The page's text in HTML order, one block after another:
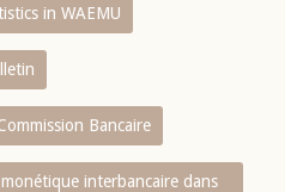
in WAEMU
Bancaire
interbancaire dans